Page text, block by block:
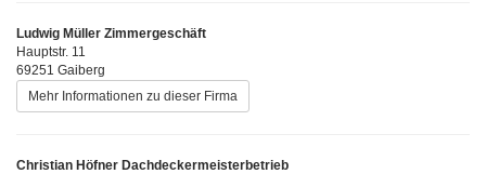
Ludwig Müller Zimmergeschäft
Hauptstr. 11
69251 Gaiberg
Mehr Informationen zu dieser Firma
Christian Höfner Dachdeckermeisterbetrieb